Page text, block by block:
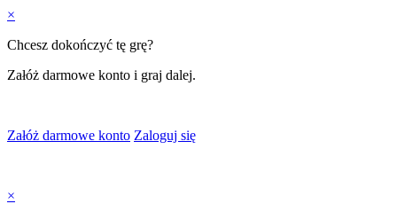
×
Chcesz dokończyć tę grę?
Załóż darmowe konto i graj dalej.
Załóż darmowe konto Zaloguj się
×